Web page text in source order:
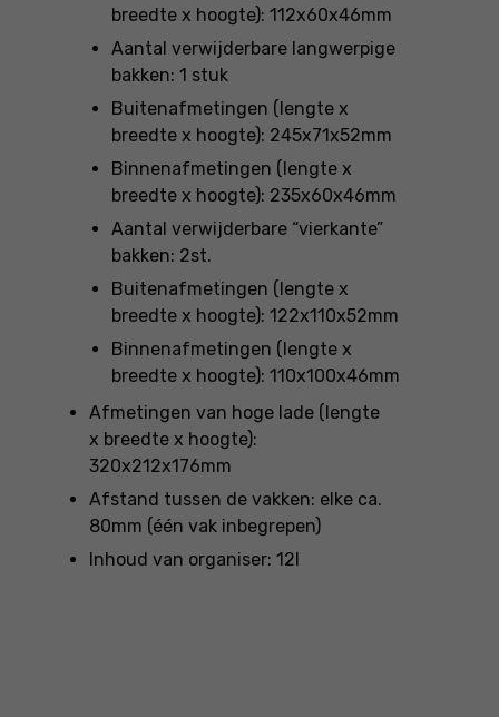
breedte x hoogte): 112x60x46mm
Aantal verwijderbare langwerpige
bakken: 1 stuk
Buitenafmetingen (lengte x
breedte x hoogte): 245x71x52mm
Binnenafmetingen (lengte x
breedte x hoogte): 235x60x46mm
Aantal verwijderbare “vierkante”
bakken: 2st.
Buitenafmetingen (lengte x
breedte x hoogte): 122x110x52mm
Binnenafmetingen (lengte x
breedte x hoogte): 110x100x46mm
Afmetingen van hoge lade (lengte
x breedte x hoogte):
320x212x176mm
Afstand tussen de vakken: elke ca.
80mm (één vak inbegrepen)
Inhoud van organiser: 12l